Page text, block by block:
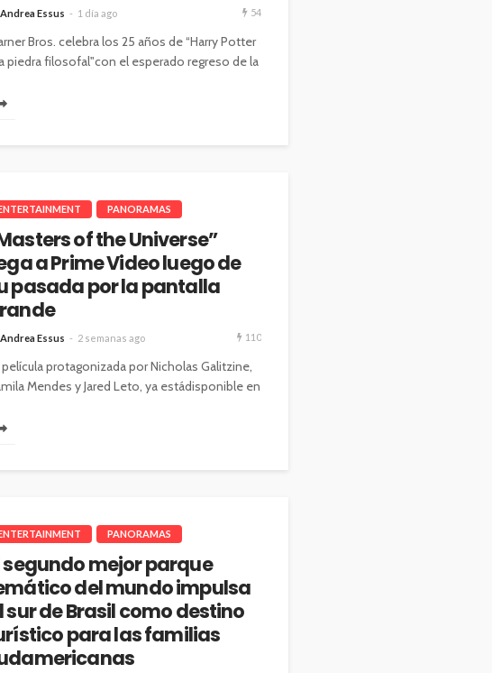
Andrea Essus 1 día ago 54
Bros. celebra los 25 años de “Harry Potter
piedra filosofal"con el esperado regreso de la
PANORAMAS
of the Universe”
a Prime Video luego de
pasada por la pantalla
Andrea Essus 2 semanas ago 110
película protagonizada por Nicholas Galitzine,
Mendes y Jared Leto, ya estádisponible en
PANORAMAS
segundo mejor parque
del mundo impulsa
sur de Brasil como destino
para las familias